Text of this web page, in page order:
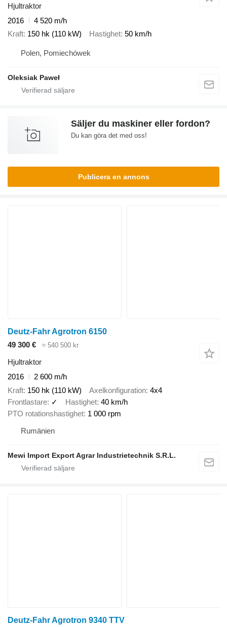
Hjultraktor
2016
4 520 m/h
Kraft 150 hk (110 kW) Hastighet 50 km/h
Polen, Pomiechówek
Oleksiak Paweł
Säljer du maskiner eller fordon?
Du kan göra det med oss!
Publicera en annons
Deutz-Fahr Agrotron 6150
49 300 €
≈ 540 500 kr
Hjultraktor
2016
2 600 m/h
Kraft 150 hk (110 kW) Axelkonfiguration 4x4
Frontlastare ✓ Hastighet 40 km/h
PTO rotationshastighet 1 000 rpm
Rumänien
Mewi Import Export Agrar Industrietechnik S.R.L.
Deutz-Fahr Agrotron 9340 TTV